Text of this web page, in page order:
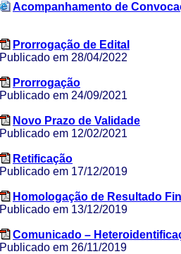
Acompanhamento de
Prorrogação de Edital
Publicado em 28/04/2022
Prorrogação
Publicado em 24/09/2021
Novo Prazo de Validade
Publicado em 12/02/2021
Retificação
Publicado em 17/12/2019
Homologação de Resultado
Publicado em 13/12/2019
Comunicado –
Publicado em 26/11/2019